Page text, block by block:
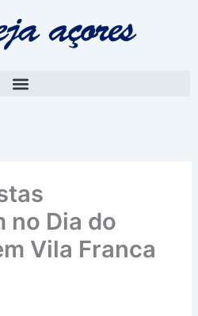
no Dia do
Vila Franca